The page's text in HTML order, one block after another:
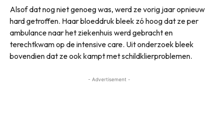
Alsof dat nog niet genoeg was, werd ze vorig jaar opnieuw
hard getroffen. Haar bloeddruk bleek zó hoog dat ze per
ambulance naar het ziekenhuis werd gebracht en
terechtkwam op de intensive care. Uit onderzoek bleek
bovendien dat ze ook kampt met schildklierproblemen.
- Advertisement -